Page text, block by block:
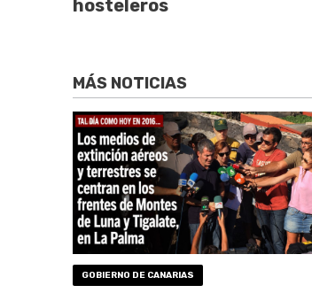
hosteleros
MÁS NOTICIAS
GOBIERNO DE CANARIAS